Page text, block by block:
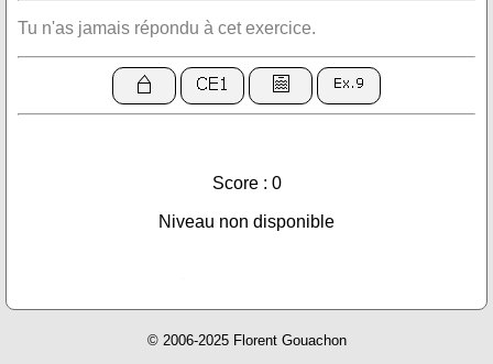
Tu n'as jamais répondu à cet exercice.
Score : 0
Niveau non disponible
© 2006-2025 Florent Gouachon